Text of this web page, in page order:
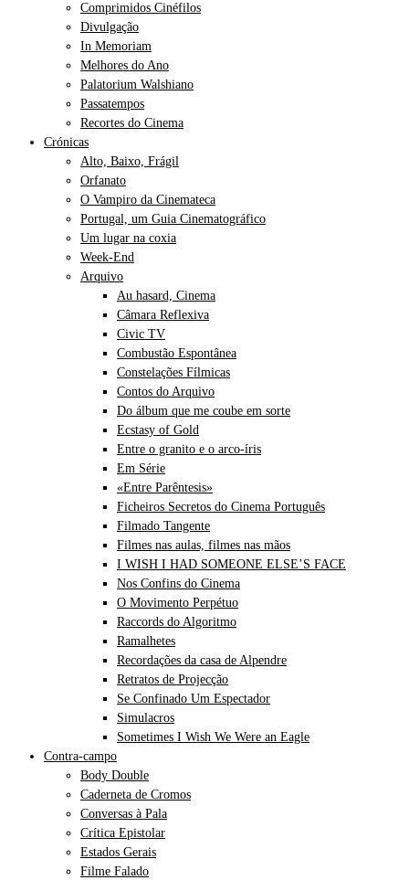
Comprimidos Cinéfilos
Divulgação
In Memoriam
Melhores do Ano
Palatorium Walshiano
Passatempos
Recortes do Cinema
Crónicas
Alto, Baixo, Frágil
Orfanato
O Vampiro da Cinemateca
Portugal, um Guia Cinematográfico
Um lugar na coxia
Week-End
Arquivo
Au hasard, Cinema
Câmara Reflexiva
Civic TV
Combustão Espontânea
Constelações Fílmicas
Contos do Arquivo
Do álbum que me coube em sorte
Ecstasy of Gold
Entre o granito e o arco-íris
Em Série
«Entre Parêntesis»
Ficheiros Secretos do Cinema Português
Filmado Tangente
Filmes nas aulas, filmes nas mãos
I WISH I HAD SOMEONE ELSE’S FACE
Nos Confins do Cinema
O Movimento Perpétuo
Raccords do Algoritmo
Ramalhetes
Recordações da casa de Alpendre
Retratos de Projecção
Se Confinado Um Espectador
Simulacros
Sometimes I Wish We Were an Eagle
Contra-campo
Body Double
Caderneta de Cromos
Conversas à Pala
Crítica Epistolar
Estados Gerais
Filme Falado